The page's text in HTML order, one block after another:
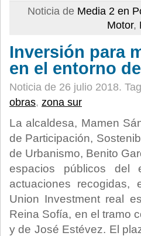
Noticia de Media 2 en
Motor,
Inversión para
en el entorno
Noticia de 26 julio 2018.
obras, zona sur
La alcaldesa, Mamen
de Participación,
de Urbanismo, Benito
espacios públicos del
actuaciones recogidas,
Union Investment real
Reina Sofía, en el tramo
y de José Estévez. El